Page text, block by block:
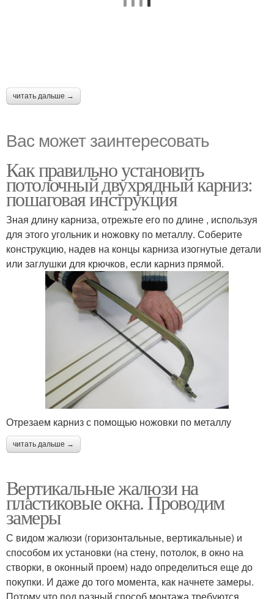
читать дальше →
Вас может заинтересовать
Как правильно установить
потолочный двухрядный карниз:
пошаговая инструкция
Зная длину карниза, отрежьте его по длине , используя
для этого угольник и ножовку по металлу. Соберите
конструкцию, надев на концы карниза изогнутые детали
или заглушки для крючков, если карниз прямой.
Отрезаем карниз с помощью ножовки по металлу
читать дальше →
Вертикальные жалюзи на
пластиковые окна. Проводим
замеры
С видом жалюзи (горизонтальные, вертикальные) и
способом их установки (на стену, потолок, в окно на
створки, в оконный проем) надо определиться еще до
покупки. И даже до того момента, как начнете замеры.